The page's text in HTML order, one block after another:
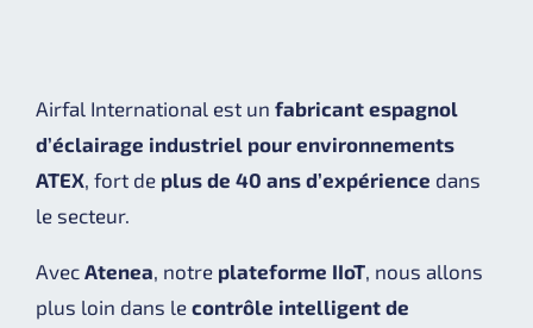
Airfal International est un fabricant espagnol
d’éclairage industriel pour environnements
ATEX, fort de plus de 40 ans d’expérience dans
le secteur.
Avec Atenea , notre plateforme IIoT, nous allons
plus loin dans le contrôle intelligent de